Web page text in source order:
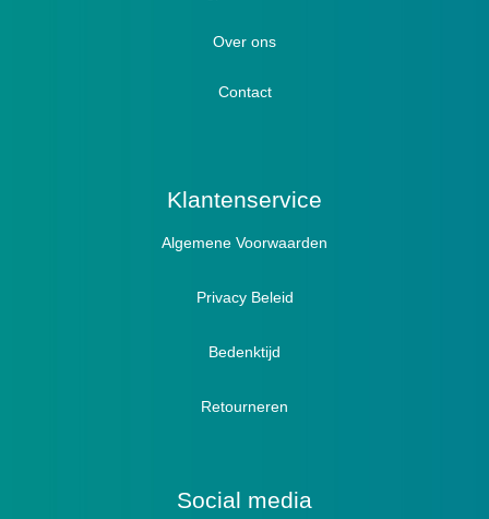
Winterboots
Lymph / Oedeem
Actief
Pantoffels
Sandalen
Hallux Valgus
Hamertenen
Over ons
Contact
Klantenservice
Algemene Voorwaarden
Privacy Beleid
Bedenktijd
Retourneren
Social media